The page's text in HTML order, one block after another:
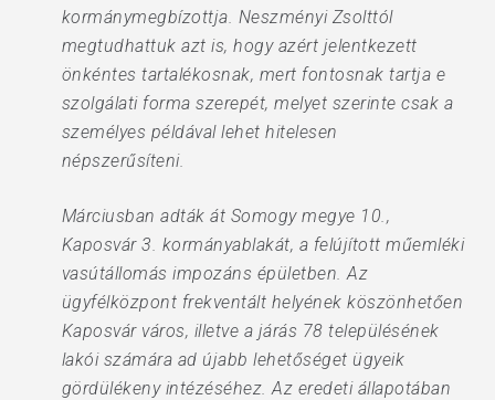
kormánymegbízottja. Neszményi Zsolttól
megtudhattuk azt is, hogy azért jelentkezett
önkéntes tartalékosnak, mert fontosnak tartja e
szolgálati forma szerepét, melyet szerinte csak a
személyes példával lehet hitelesen
népszerűsíteni.
Márciusban adták át Somogy megye 10.,
Kaposvár 3. kormányablakát, a felújított műemléki
vasútállomás impozáns épületben. Az
ügyfélközpont frekventált helyének köszönhetően
Kaposvár város, illetve a járás 78 településének
lakói számára ad újabb lehetőséget ügyeik
gördülékeny intézéséhez. Az eredeti állapotában